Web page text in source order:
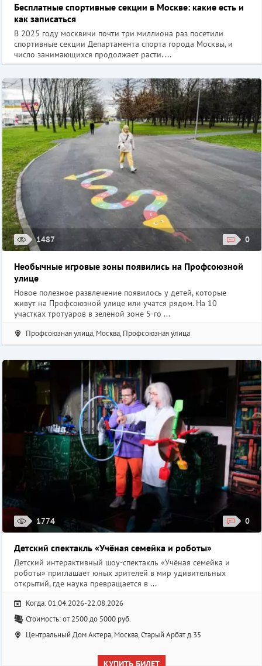
Бесплатные спортивные секции в Москве: какие есть и
как записаться
В 2025 году москвичи почти три миллиона раз посетили
спортивные секции Департамента спорта города Москвы, и
число занимающихся продолжает расти. ...
1487 0
Необычные игровые зоны появились на Профсоюзной
улице
Новое полезное развлечение появилось у детей, которые
живут на Профсоюзной улице или учатся рядом. На 10
участках тротуаров в зеленой зоне 5-го ...
Профсоюзная улица, Москва, Профсоюзная улица
1774 0
Детский спектакль «Учёная семейка и роботы»
Детский интерактивный шоу-спектакль «Учёная семейка и
роботы» приглашает юных зрителей в мир удивительных
открытий, где наука превращается в ...
Когда: 01.04.2026-22.08.2026
Стоимость: от 2500 до 5000 руб.
Центральный Дом Актера, Москва, Старый Арбат д.35
КУПИТЬ БИЛЕТ